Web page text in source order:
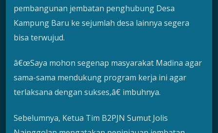
pembangunan jembatan penghubung Desa
Kampung Baru ke sejumlah desa lainnya segera
bisa terwujud.
â€œSaya mohon segenap masyarakat Madina agar
sama-sama mendukung program kerja ini agar
terlaksana dengan sukses,â€ imbuhnya.
Sebelumnya, Ketua Tim B2PJN Sumut Jolis